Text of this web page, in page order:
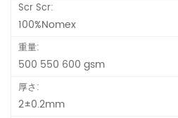
Scr Scr:
100%Nomex
重量:
500 550 600 gsm
厚さ:
2±0.2mm